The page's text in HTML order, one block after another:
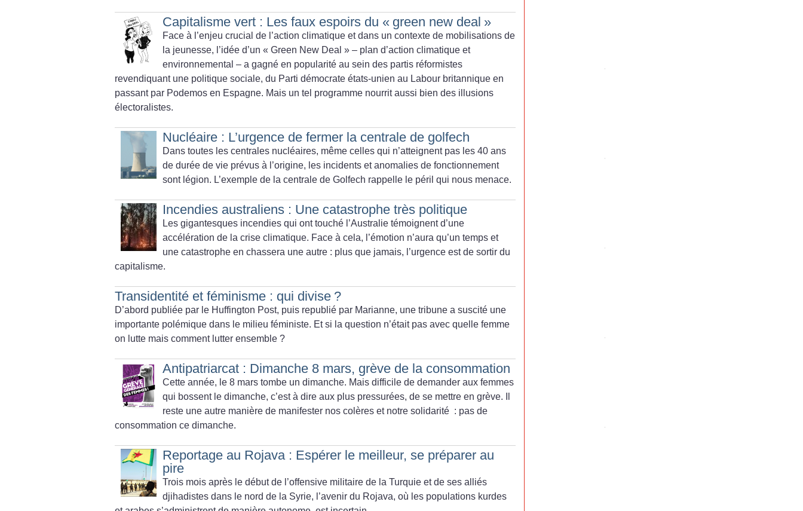
Capitalisme vert : Les faux espoirs du « green new deal »
Face à l’enjeu crucial de l’action climatique et dans un contexte de mobilisations de
la jeunesse, l’idée d’un « Green New Deal » – plan d’action climatique et
environnemental – a gagné en popularité au sein des partis réformistes
revendiquant une politique sociale, du Parti démocrate états-unien au Labour britannique en
passant par Podemos en Espagne. Mais un tel programme nourrit aussi bien des illusions
électoralistes.
Nucléaire : L’urgence de fermer la centrale de golfech
Dans toutes les centrales nucléaires, même celles qui n’atteignent pas les 40 ans
de durée de vie prévus à l’origine, les incidents et anomalies de fonctionnement
sont légion. L’exemple de la centrale de Golfech rappelle le péril qui nous menace.
Incendies australiens : Une catastrophe très politique
Les gigantesques incendies qui ont touché l’Australie témoignent d’une
accélération de la crise climatique. Face à cela, l’émotion n’aura qu’un temps et
une catastrophe en chassera une autre : plus que jamais, l’urgence est de sortir du
capitalisme.
Transidentité et féminisme : qui divise ?
D’abord publiée par le Huffington Post, puis republié par Marianne, une tribune a suscité une
importante polémique dans le milieu féministe. Et si la question n’était pas avec quelle femme
on lutte mais comment lutter ensemble ?
Antipatriarcat : Dimanche 8 mars, grève de la consommation
Cette année, le 8 mars tombe un dimanche. Mais difficile de demander aux femmes
qui bossent le dimanche, c’est à dire aux plus pressurées, de se mettre en grève. Il
reste une autre manière de manifester nos colères et notre solidarité : pas de
consommation ce dimanche.
Reportage au Rojava : Espérer le meilleur, se préparer au
pire
Trois mois après le début de l’offensive militaire de la Turquie et de ses alliés
djihadistes dans le nord de la Syrie, l’avenir du Rojava, où les populations kurdes